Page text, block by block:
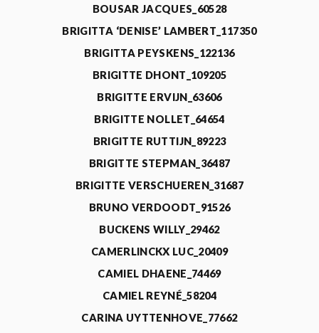
BOUSAR JACQUES_60528
BRIGITTA ‘DENISE’ LAMBERT_117350
BRIGITTA PEYSKENS_122136
BRIGITTE DHONT_109205
BRIGITTE ERVIJN_63606
BRIGITTE NOLLET_64654
BRIGITTE RUTTIJN_89223
BRIGITTE STEPMAN_36487
BRIGITTE VERSCHUEREN_31687
BRUNO VERDOODT_91526
BUCKENS WILLY_29462
CAMERLINCKX LUC_20409
CAMIEL DHAENE_74469
CAMIEL REYNÉ_58204
CARINA UYTTENHOVE_77662